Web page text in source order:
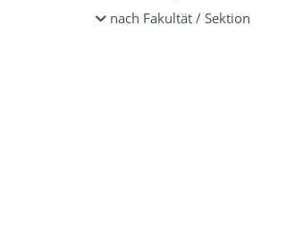
nach Fakultät / Sektion